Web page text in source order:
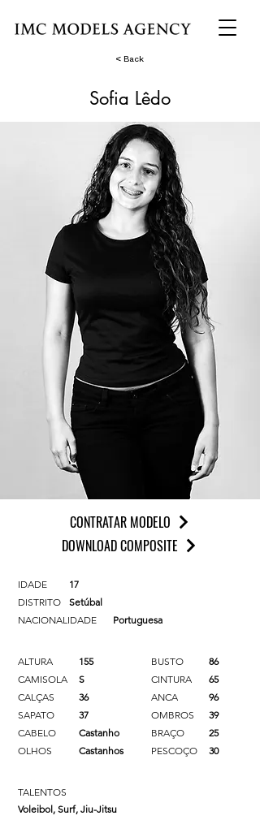
< Back
Sofia Lêdo
CONTRATAR MODELO
DOWNLOAD COMPOSITE
IDADE
17
DISTRITO
Setúbal
NACIONALIDADE
Portuguesa
ALTURA
155
CAMISOLA
S
CALÇAS
36
SAPATO
37
CABELO
Castanho
OLHOS
Castanhos
BUSTO
86
CINTURA
65
ANCA
96
OMBROS
39
BRAÇO
25
PESCOÇO
30
TALENTOS
Voleibol, Surf, Jiu-Jitsu